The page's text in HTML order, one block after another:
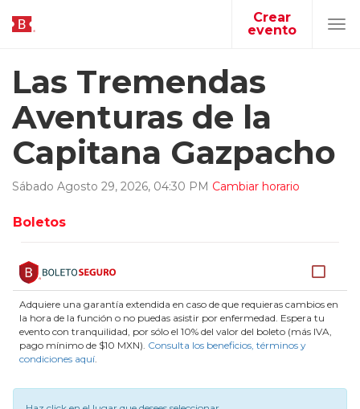
Crear
evento
Las Tremendas
Aventuras de la
Capitana Gazpacho
Sábado Agosto 29, 2026, 04:30 PM Cambiar horario
Boletos
Adquiere una garantía extendida en caso de que requieras cambios en
la hora de la función o no puedas asistir por enfermedad. Espera tu
evento con tranquilidad, por sólo el 10% del valor del boleto (más IVA,
pago mínimo de $10 MXN). Consulta los beneficios, términos y
condiciones aquí.